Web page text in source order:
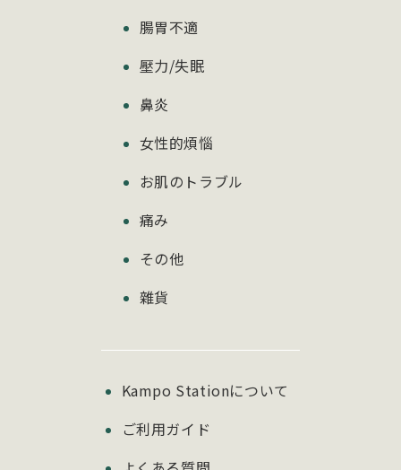
腸胃不適
壓力/失眠
鼻炎
女性的煩惱
お肌のトラブル
痛み
その他
雜貨
Kampo Stationについて
ご利用ガイド